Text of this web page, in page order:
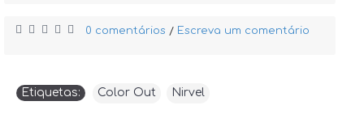
0 comentários / Escreva um comentário
Etiquetas: Color Out Nirvel